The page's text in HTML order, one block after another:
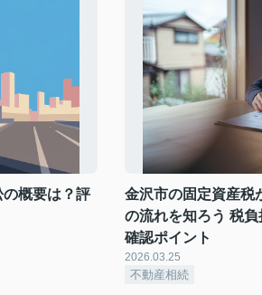
概要は？評
金沢市の固定資産税
の流れを知ろう 税
確認ポイント
2026.03.25
不動産相続